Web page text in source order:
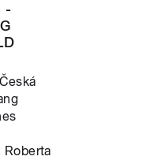
-
Roberta